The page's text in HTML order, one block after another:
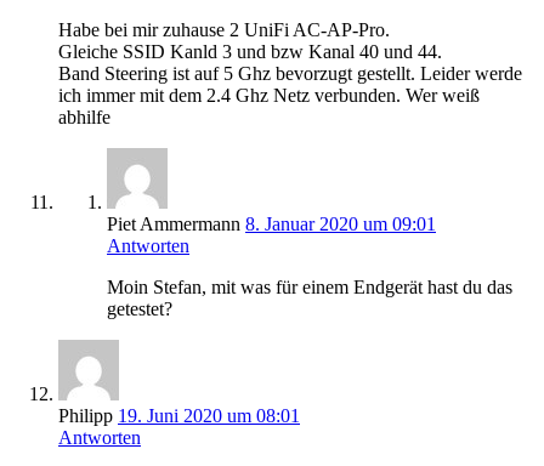
Habe bei mir zuhause 2 UniFi AC-AP-Pro.
Gleiche SSID Kanld 3 und bzw Kanal 40 und 44.
Band Steering ist auf 5 Ghz bevorzugt gestellt. Leider werde
ich immer mit dem 2.4 Ghz Netz verbunden. Wer weiß
abhilfe
Piet Ammermann 8. Januar 2020 um 09:01
Antworten
Moin Stefan, mit was für einem Endgerät hast du das
getestet?
Philipp 19. Juni 2020 um 08:01
Antworten